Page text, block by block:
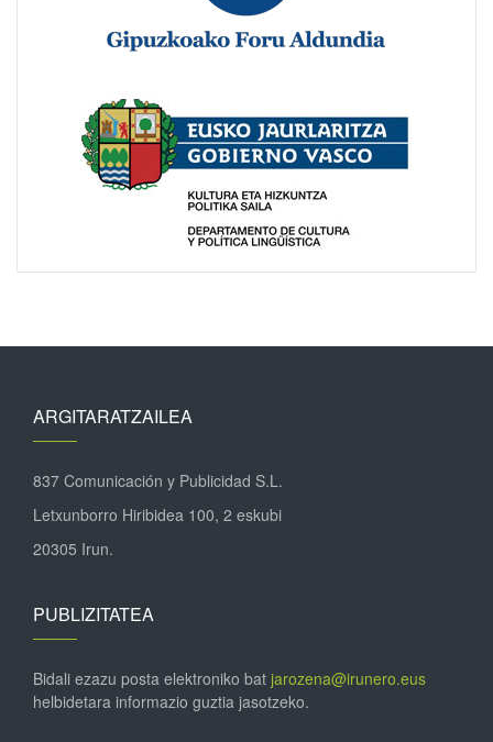
ARGITARATZAILEA
837 Comunicación y Publicidad S.L.
Letxunborro Hiribidea 100, 2 eskubi
20305 Irun.
PUBLIZITATEA
Bidali ezazu posta elektroniko bat jarozena@irunero.eus
helbidetara informazio guztia jasotzeko.